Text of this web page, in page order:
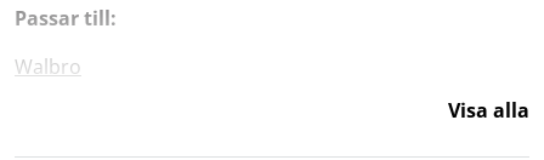
Passar till:
Walbro
Visa alla